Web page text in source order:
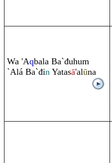
Wa 'Aqbala Ba`đuhum
`Alá Ba`đin Yatasā'alūna